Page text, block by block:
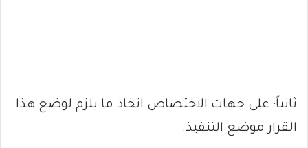
ثانياً: على جهات الاختصاص اتخاذ ما يلزم لوضع هذا
القرار موضع التنفيذ.